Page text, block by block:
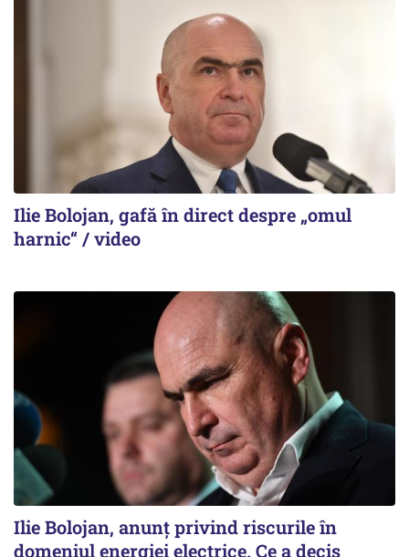
Ilie Bolojan, gafă în direct despre „omul
harnic“ / video
Ilie Bolojan, anunț privind riscurile în
domeniul energiei electrice. Ce a decis